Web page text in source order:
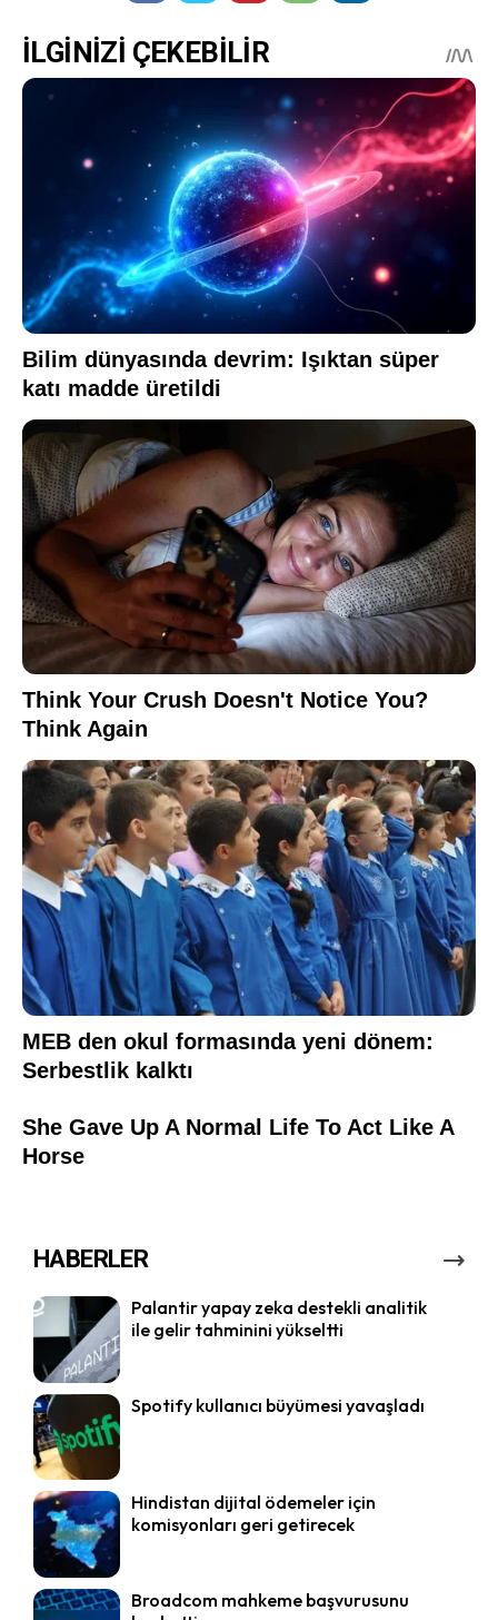
HABERLER
Palantir yapay zeka destekli analitik
ile gelir tahminini yükseltti
Spotify kullanıcı büyümesi yavaşladı
Hindistan dijital ödemeler için
komisyonları geri getirecek
Broadcom mahkeme başvurusunu